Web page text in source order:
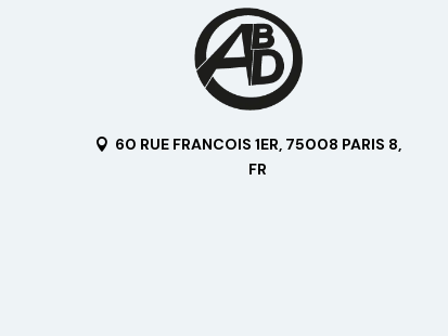
60 RUE FRANCOIS 1ER, 75008 PARIS 8,
FR